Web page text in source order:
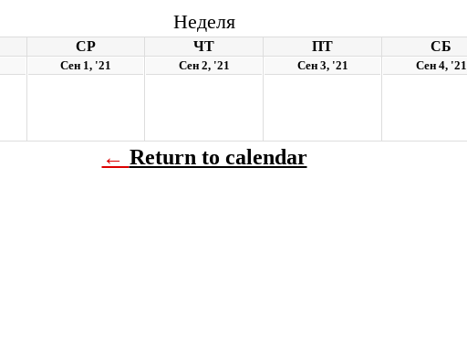
Неделя
СР ЧТ ПТ СБ
Сен 1, '21 Сен 2, '21 Сен 3, '21 Сен 4, '21
← Return to calendar